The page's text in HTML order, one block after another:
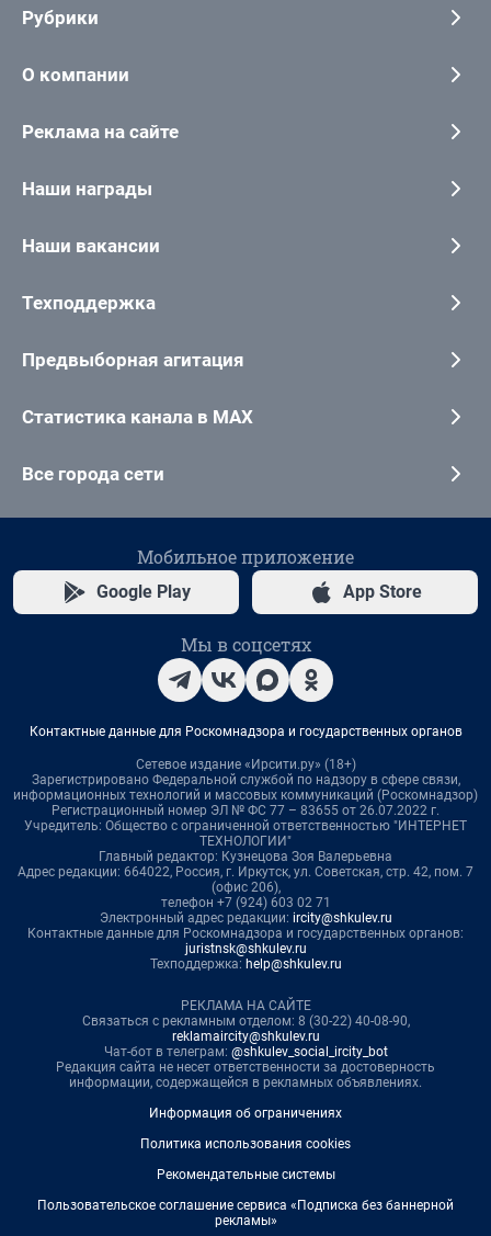
Рубрики
О компании
Реклама на сайте
Наши награды
Наши вакансии
Техподдержка
Предвыборная агитация
Статистика канала в MAX
Все города сети
Мобильное приложение
Google Play App Store
Мы в соцсетях
Контактные данные для Роскомнадзора и государственных органов
Сетевое издание «Ирсити.ру» (18+)
Зарегистрировано Федеральной службой по надзору в сфере связи,
информационных технологий и массовых коммуникаций (Роскомнадзор)
Регистрационный номер ЭЛ № ФС 77 – 83655 от 26.07.2022 г.
Учредитель: Общество с ограниченной ответственностью "ИНТЕРНЕТ
ТЕХНОЛОГИИ"
Главный редактор: Кузнецова Зоя Валерьевна
Адрес редакции: 664022, Россия, г. Иркутск, ул. Советская, стр. 42, пом. 7
(офис 206),
телефон +7 (924) 603 02 71
Электронный адрес редакции: ircity@shkulev.ru
Контактные данные для Роскомнадзора и государственных органов:
juristnsk@shkulev.ru
Техподдержка: help@shkulev.ru
РЕКЛАМА НА САЙТЕ
Связаться с рекламным отделом: 8 (30-22) 40-08-90,
reklamaircity@shkulev.ru
Чат-бот в телеграм: @shkulev_social_ircity_bot
Редакция сайта не несет ответственности за достоверность
информации, содержащейся в рекламных объявлениях.
Информация об ограничениях
Политика использования cookies
Рекомендательные системы
Пользовательское соглашение сервиса «Подписка без баннерной
рекламы»